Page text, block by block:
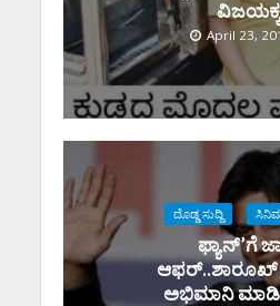
ವಿಜಯಕ್ಕ
April 23,
ದೊಡ್ಡ ಸುದ್ದಿ
ಫ್ಯಾನ್’ಗೆ
ಆಫರ್..ಶಾರೂಖ್
ಅಭಿಮಾನಿ